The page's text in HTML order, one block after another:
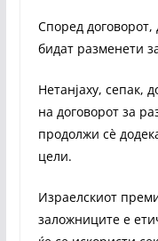
Според
бидат разменети
Нетанјаху, сепак,
на договорот за
продолжи сè
цели.
Израелскиот
заложниците е